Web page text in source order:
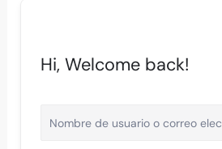
Hi, Welcome back!